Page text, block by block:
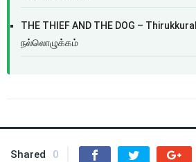
THE THIEF AND THE DOG –
நல்லொழுக்கம்
Shared 0